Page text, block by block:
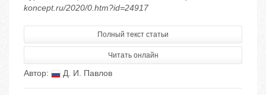
koncept.ru/2020/0.htm?id=24917
Полный текст статьи
Читать онлайн
Автор: Д. И. Павлов